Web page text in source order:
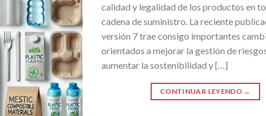
calidad y legalidad de los productos en
cadena de suministro. La reciente
versión 7 trae consigo importantes
orientados a mejorar la gestión de
aumentar la sostenibilidad y […]
CONTINUAR LEYENDO →